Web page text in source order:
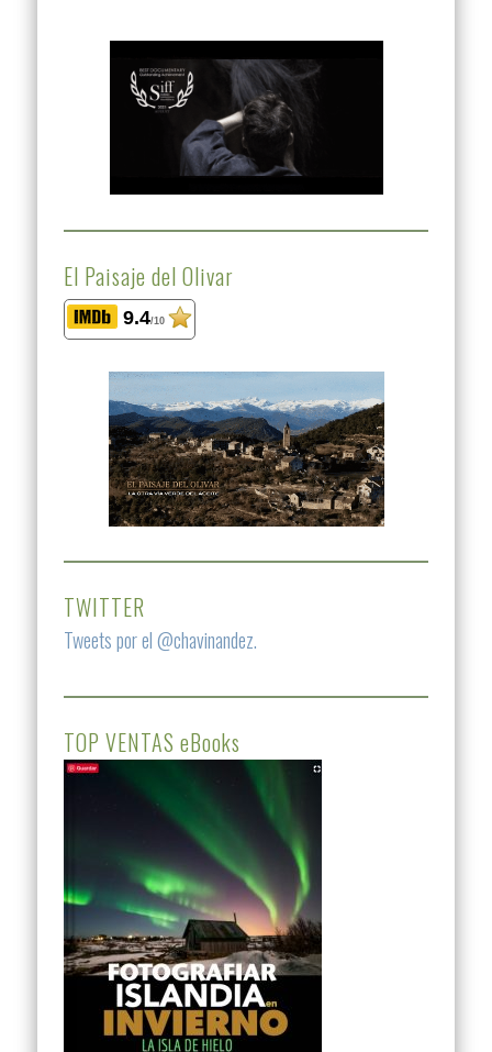
El Paisaje del Olivar
9.4/10
TWITTER
Tweets por el @chavinandez.
TOP VENTAS eBooks